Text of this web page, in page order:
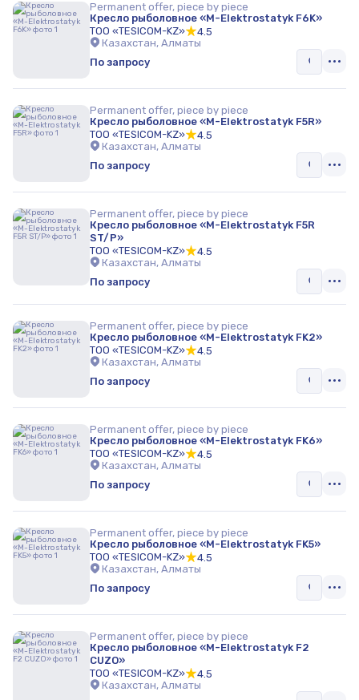
Permanent offer, piece by piece
Кресло рыболовное «M-Elektrostatyk F6K»
ТОО «TESICOM-KZ»
4.5
Казахстан, Алматы
По запросу
Permanent offer, piece by piece
Кресло рыболовное «M-Elektrostatyk F5R»
ТОО «TESICOM-KZ»
4.5
Казахстан, Алматы
По запросу
Permanent offer, piece by piece
Кресло рыболовное «M-Elektrostatyk F5R
ST/P»
ТОО «TESICOM-KZ»
4.5
Казахстан, Алматы
По запросу
Permanent offer, piece by piece
Кресло рыболовное «M-Elektrostatyk FK2»
ТОО «TESICOM-KZ»
4.5
Казахстан, Алматы
По запросу
Permanent offer, piece by piece
Кресло рыболовное «M-Elektrostatyk FK6»
ТОО «TESICOM-KZ»
4.5
Казахстан, Алматы
По запросу
Permanent offer, piece by piece
Кресло рыболовное «M-Elektrostatyk FK5»
ТОО «TESICOM-KZ»
4.5
Казахстан, Алматы
По запросу
Permanent offer, piece by piece
Кресло рыболовное «M-Elektrostatyk F2
CUZO»
ТОО «TESICOM-KZ»
4.5
Казахстан, Алматы